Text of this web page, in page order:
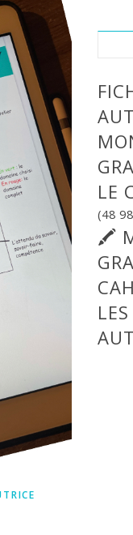
LE
(48
🖍